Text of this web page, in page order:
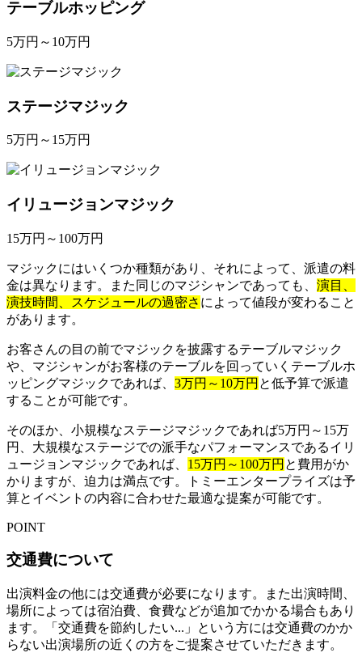
テーブルホッピング
5万円～10万円
ステージマジック
5万円～15万円
イリュージョンマジック
15万円～100万円
マジックにはいくつか種類があり、それによって、派遣の料
金は異なります。また同じのマジシャンであっても、 演目、
演技時間、スケジュールの過密さ によって値段が変わること
があります。
お客さんの目の前でマジックを披露するテーブルマジック
や、マジシャンがお客様のテーブルを回っていくテーブルホ
ッピングマジックであれば、 3万円～10万円 と低予算で派遣
することが可能です。
そのほか、小規模なステージマジックであれば5万円～15万
円、大規模なステージでの派手なパフォーマンスであるイリ
ュージョンマジックであれば、 15万円～100万円 と費用がか
かりますが、迫力は満点です。トミーエンタープライズは予
算とイベントの内容に合わせた最適な提案が可能です。
POINT
交通費について
出演料金の他には交通費が必要になります。また出演時間、
場所によっては宿泊費、食費などが追加でかかる場合もあり
ます。「交通費を節約したい...」という方には交通費のかか
らない出演場所の近くの方をご提案させていただきます。